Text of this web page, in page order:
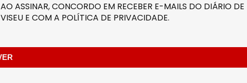
AO ASSINAR, CONCORDO EM RECEBER E-MAILS DO DIÁRIO DE
VISEU E COM A POLÍTICA DE PRIVACIDADE.